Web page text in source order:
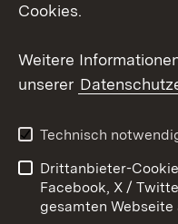
Barrierefreiheit
Cookies
Cookies.
Weitere
unserer
Technisch
Drittanbieter-
Facebook, X /
gesamten